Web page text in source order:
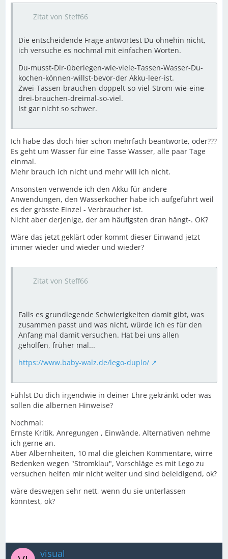
Zitat von Steff66
Die entscheidende Frage antwortest Du ohnehin nicht,
ich versuche es nochmal mit einfachen Worten.
Du-musst-Dir-überlegen-wie-viele-Tassen-Wasser-Du-
kochen-können-willst-bevor-der Akku-leer-ist.
Zwei-Tassen-brauchen-doppelt-so-viel-Strom-wie-eine-
drei-brauchen-dreimal-so-viel.
Ist gar nicht so schwer.
Ich habe das doch hier schon mehrfach beantworte, oder???
Es geht um Wasser für eine Tasse Wasser, alle paar Tage
einmal.
Mehr brauch ich nicht und mehr will ich nicht.
Ansonsten verwende ich den Akku für andere
Anwendungen, den Wasserkocher habe ich aufgeführt weil
es der grösste Einzel - Verbraucher ist.
Nicht aber derjenige, der am häufigsten dran hängt-. OK?
Wäre das jetzt geklärt oder kommt dieser Einwand jetzt
immer wieder und wieder und wieder?
Zitat von Steff66
Falls es grundlegende Schwierigkeiten damit gibt, was
zusammen passt und was nicht, würde ich es für den
Anfang mal damit versuchen. Hat bei uns allen
geholfen, früher mal...
https://www.baby-walz.de/lego-duplo/
Fühlst Du dich irgendwie in deiner Ehre gekränkt oder was
sollen die albernen Hinweise?
Nochmal:
Ernste Kritik, Anregungen , Einwände, Alternativen nehme
ich gerne an.
Aber Albernheiten, 10 mal die gleichen Kommentare, wirre
Bedenken wegen "Stromklau", Vorschläge es mit Lego zu
versuchen helfen mir nicht weiter und sind beleidigend, ok?
wäre deswegen sehr nett, wenn du sie unterlassen
könntest, ok?
visual